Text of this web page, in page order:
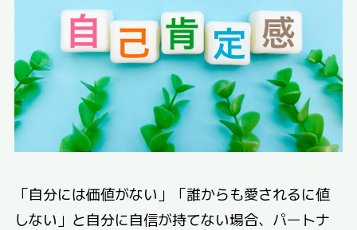
「自分には価値がない」「誰からも愛されるに値
しない」と自分に自信が持てない場合、パートナ